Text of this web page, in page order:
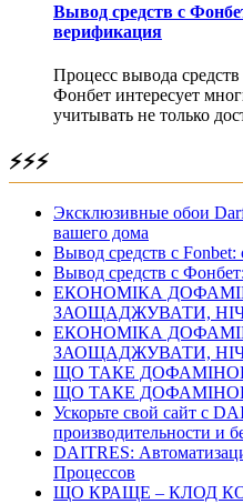
Вывод средств с
верификация
Процесс вывода
Фонбет интересует
учитывать не только
⚡⚡⚡
Эксклюзивные обои
вашего дома
Вывод средств с
Вывод средств с
ЕКОНОМІКА
ЗАОЩАДЖУВАТИ,
ЕКОНОМІКА
ЗАОЩАДЖУВАТИ,
ЩО ТАКЕ
ЩО ТАКЕ
Ускорьте свой сайт с
производительности и
DAITRES:
Процессов
ЩО КРАЩЕ – КЛОД